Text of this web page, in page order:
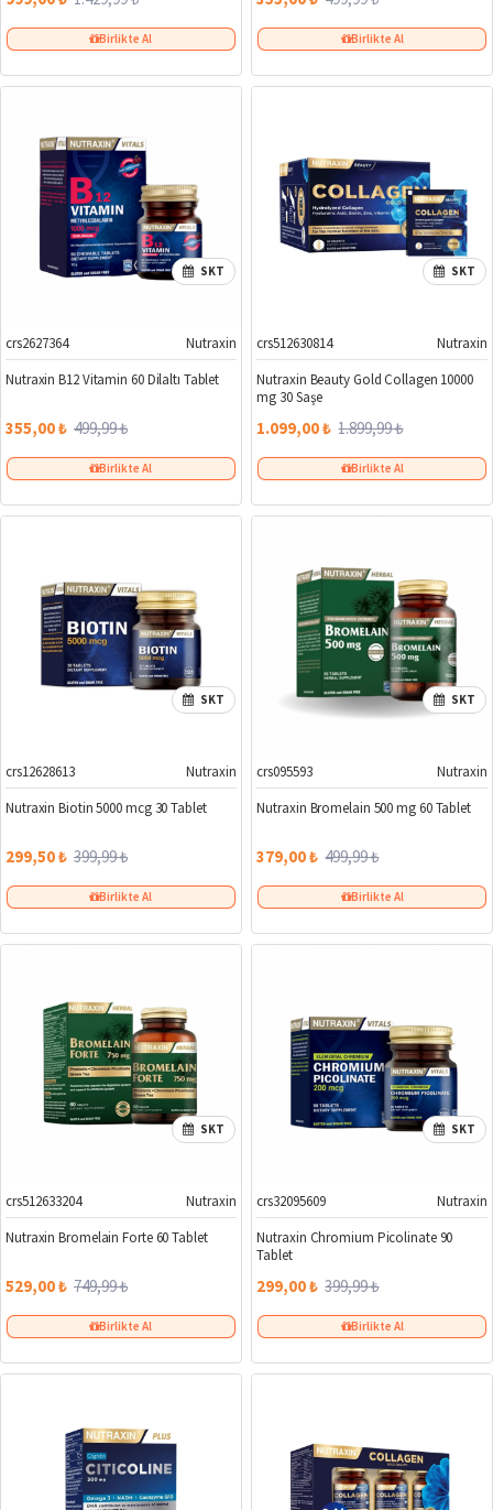
Birlikte Al Birlikte Al
%29
SKT
crs2627364
Nutraxin
Nutraxin B12 Vitamin 60 Dilaltı Tablet
355,00 ₺ 499,99 ₺
Birlikte Al
%42
SKT
crs512630814
Nutraxin
Nutraxin Beauty Gold Collagen 10000
mg 30 Saşe
1.099,00 ₺ 1.899,99 ₺
Birlikte Al
%25
SKT
crs12628613
Nutraxin
Nutraxin Biotin 5000 mcg 30 Tablet
299,50 ₺ 399,99 ₺
Birlikte Al
%24
SKT
crs095593
Nutraxin
Nutraxin Bromelain 500 mg 60 Tablet
379,00 ₺ 499,99 ₺
Birlikte Al
%29
SKT
crs512633204
Nutraxin
Nutraxin Bromelain Forte 60 Tablet
529,00 ₺ 749,99 ₺
Birlikte Al
%25
SKT
crs32095609
Nutraxin
Nutraxin Chromium Picolinate 90
Tablet
299,00 ₺ 399,99 ₺
Birlikte Al